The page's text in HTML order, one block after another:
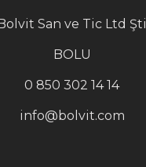
San ve Tic Ltd Şti
BOLU
0 850 302 14 14
info@bolvit.com